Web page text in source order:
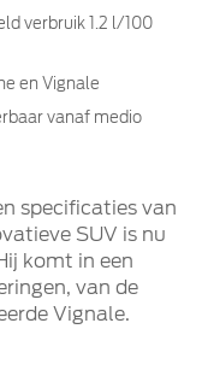
verbruik 1.2 l/100
en Vignale
vanaf medio
specificaties van
SUV is nu
komt in een
van de
Vignale.